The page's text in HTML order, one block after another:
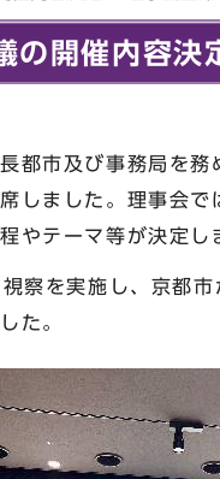
の開催内容決
都市及び事務局を
しました。理事会
やテーマ等が決定し
察を実施し、京都
た。